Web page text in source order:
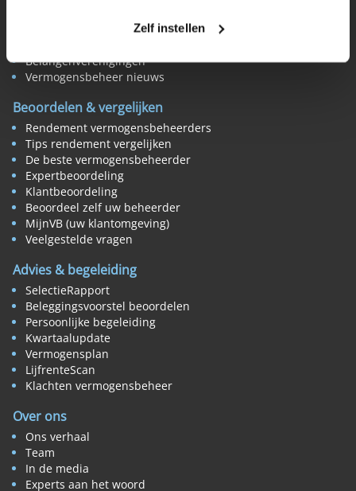
Zelf instellen
Niet meer actieve beheerders
Belangenverenigingen
Vermogensbeheer nieuws
Beoordelen & vergelijken
Rendement vermogensbeheerders
Tips rendement vergelijken
De beste vermogensbeheerder
Expertbeoordeling
Klantbeoordeling
Beoordeel zelf uw beheerder
MijnVB (uw klantomgeving)
Veelgestelde vragen
Advies & begeleiding
SelectieRapport
Beleggingsvoorstel beoordelen
Persoonlijke begeleiding
Kwartaalupdate
Vermogensplan
LijfrenteScan
Klachten vermogensbeheer
Over ons
Ons verhaal
Team
In de media
Experts aan het woord